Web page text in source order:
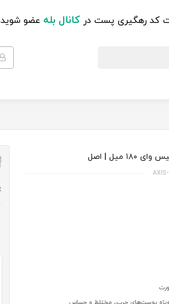
کد رهگیری پست در کانال بله عضو شوید
میل | اصل